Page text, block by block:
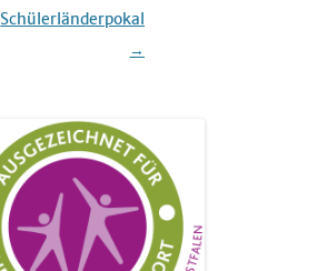
Schülerländerpokal
→